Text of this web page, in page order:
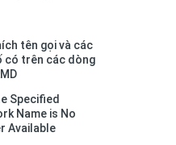
tên gọi và các
có trên các dòng
Specified
Name is No
Available